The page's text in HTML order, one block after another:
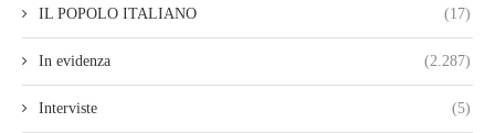
IL POPOLO ITALIANO (17)
In evidenza (2.287)
Interviste (5)